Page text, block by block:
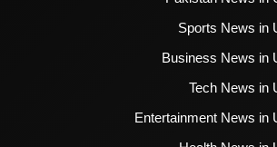
Sports News in
Business News in
Tech News in
Entertainment News in